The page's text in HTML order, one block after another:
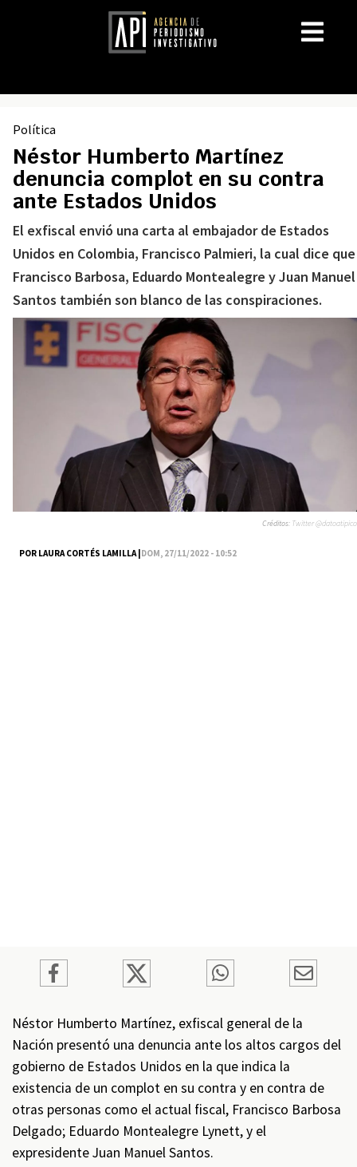
Política
Néstor Humberto Martínez
denuncia complot en su contra
ante Estados Unidos
El exfiscal envió una carta al embajador de Estados
Unidos en Colombia, Francisco Palmieri, la cual dice que
Francisco Barbosa, Eduardo Montealegre y Juan Manuel
Santos también son blanco de las conspiraciones.
POR LAURA CORTÉS LAMILLA |DOM, 27/11/2022 - 10:52
Créditos: Twitter @datoatipico
Néstor Humberto Martínez, exfiscal general de la
Nación presentó una denuncia ante los altos cargos del
gobierno de Estados Unidos en la que indica la
existencia de un complot en su contra y en contra de
otras personas como el actual fiscal, Francisco Barbosa
Delgado; Eduardo Montealegre Lynett, y el
expresidente Juan Manuel Santos.